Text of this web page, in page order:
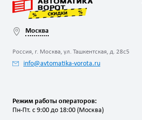
Москва
Россия, г. Москва, ул. Ташкентская, д. 28с5
info@avtomatika-vorota.ru
Режим работы операторов:
Пн-Пт. с 9:00 до 18:00 (Москва)